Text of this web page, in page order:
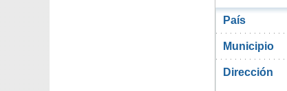
País
Municipio
Dirección